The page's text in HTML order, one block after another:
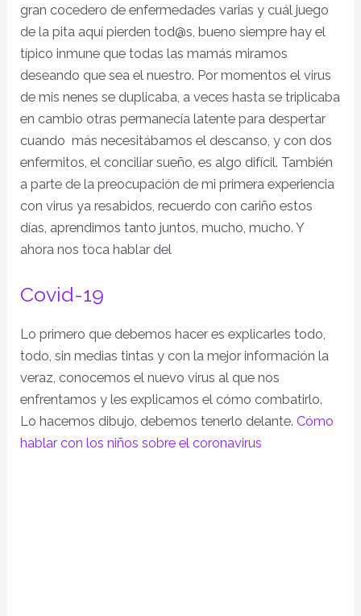
gran cocedero de enfermedades varias y cuál juego
de la pita aquí pierden tod@s, bueno siempre hay el
típico inmune que todas las mamás miramos
deseando que sea el nuestro. Por momentos el virus
de mis nenes se duplicaba, a veces hasta se triplicaba
en cambio otras permanecía latente para despertar
cuando más necesitábamos el descanso, y con dos
enfermitos, el conciliar sueño, es algo difícil. También
a parte de la preocupación de mi primera experiencia
con virus ya resabidos, recuerdo con cariño estos
días, aprendimos tanto juntos, mucho, mucho. Y
ahora nos toca hablar del
Covid-19
Lo primero que debemos hacer es explicarles todo,
todo, sin medias tintas y con la mejor información la
veraz, conocemos el nuevo virus al que nos
enfrentamos y les explicamos el cómo combatirlo.
Lo hacemos dibujo, debemos tenerlo delante.Cómo
hablar con los niños sobre el coronavirus